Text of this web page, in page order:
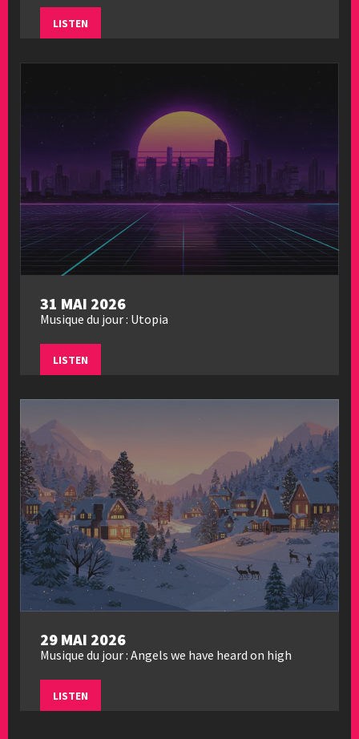
LISTEN
31 MAI 2026
Musique du jour : Utopia
LISTEN
29 MAI 2026
Musique du jour : Angels we have heard on high
LISTEN